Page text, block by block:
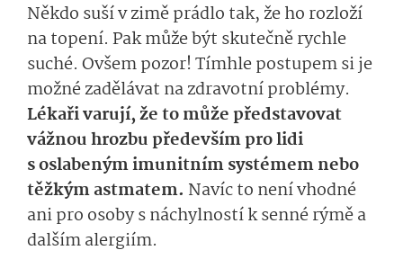
Někdo suší v zimě prádlo tak, že ho rozloží
na topení. Pak může být skutečně rychle
suché. Ovšem pozor! Tímhle postupem si je
možné zadělávat na zdravotní problémy.
Lékaři varují, že to může představovat
vážnou hrozbu především pro lidi
s oslabeným imunitním systémem nebo
těžkým astmatem. Navíc to není vhodné
ani pro osoby s náchylností k senné rýmě a
dalším alergiím.